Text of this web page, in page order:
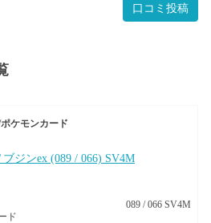
口コミ投稿
ポケモンカード
テツノブジンex (089 / 066) SV4M
089 / 066 SV4M
ド